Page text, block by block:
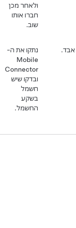
ולאחר מכן
חברו אותו
נתקו את ה-
Mobile
Connector
ובדקו שיש
חשמל
בשקע
החשמל.